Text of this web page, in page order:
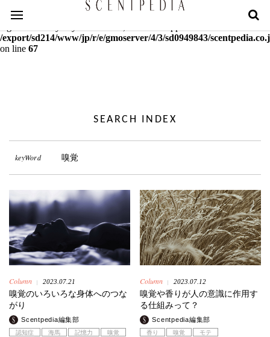
Warning
: mcrypt_decrypt(): Key of size 18 not supported by this
/export/sd214/www/jp/r/e/gmoserver/4/3/sd0949843/
on line 67
SEARCH INDEX
keyWord 嗅覚
Column 2023.07.21
嗅覚のいろいろな身体へのつな
がり
Scentpedia編集部
認知症 海馬 記憶力
嗅覚
Column 2023.07.12
嗅覚や香りが人の意識に作用す
る仕組みって？
Scentpedia編集部
香り 嗅覚 モテ